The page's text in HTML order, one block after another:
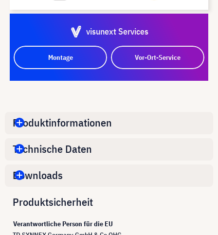
visunext Services
Montage Vor-Ort-Service
Produktinformationen
Technische Daten
Downloads
Produktsicherheit
Verantwortliche Person für die EU